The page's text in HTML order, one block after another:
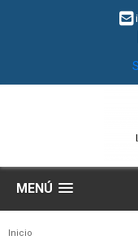
MENÚ
Inicio